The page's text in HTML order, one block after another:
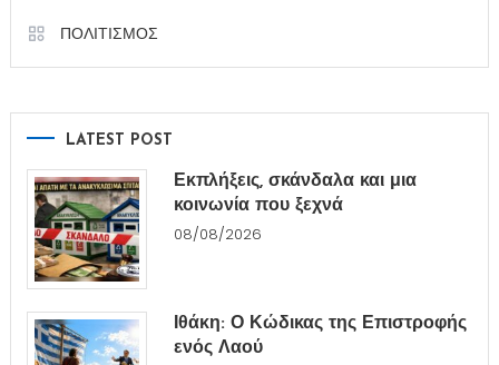
ΠΟΛΙΤΙΣΜΟΣ
LATEST POST
Εκπλήξεις, σκάνδαλα και μια
κοινωνία που ξεχνά
08/08/2026
Ιθάκη: Ο Κώδικας της Επιστροφής
ενός Λαού